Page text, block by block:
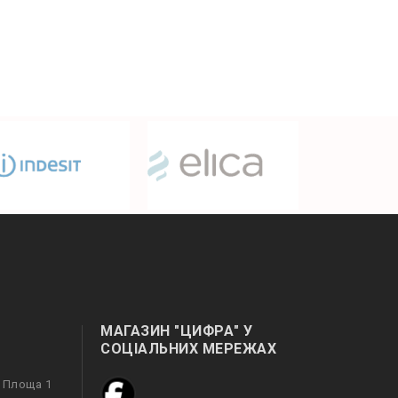
Площа 1
МАГАЗИН "ЦИФРА" У
СОЦІАЛЬНИХ МЕРЕЖАХ